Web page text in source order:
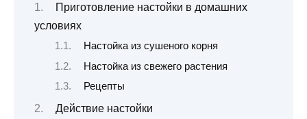
Приготовление настойки в домашних
условиях
Настойка из сушеного корня
Настойка из свежего растения
Рецепты
Действие настойки